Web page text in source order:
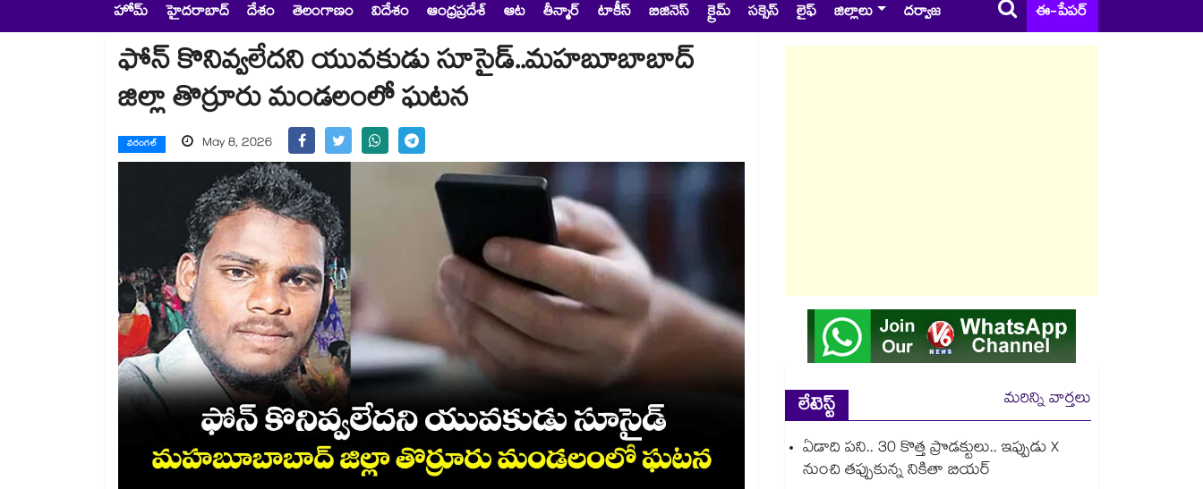
హోమ్ హైదరాబాద్ దేశం తెలంగాణం విదేశం ఆంధ్రప్రదేశ్ ఆట తీన్మార్ టాకీస్ బిజినెస్ క్రైమ్ సక్సెస్ లైఫ్ జిల్లాలు దర్వాజ ఈ-పేపర్
ఫోన్ కొనివ్వలేదని యువకుడు సూసైడ్..మహబూబాబాద్
జిల్లా తొర్రూరు మండలంలో ఘటన
వరంగల్ May 8, 2026
లేటెస్ట్
మరిన్ని వార్తలు
ఏడాది పని.. 30 కొత్త ప్రొడక్టులు.. ఇప్పుడు X
నుంచి తప్పుకున్న నికితా బియర్